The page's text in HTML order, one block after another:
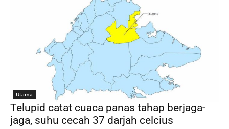
Utama
Telupid catat cuaca panas tahap berjaga-
jaga, suhu cecah 37 darjah celcius